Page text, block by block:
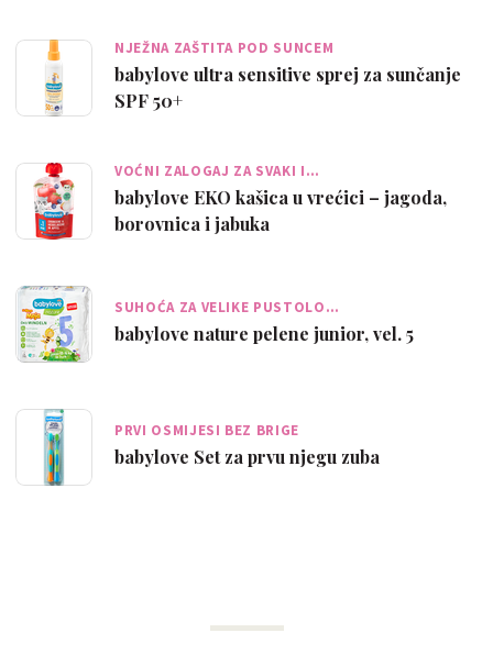
NJEŽNA ZAŠTITA POD SUNCEM
babylove ultra sensitive sprej za sunčanje
SPF 50+
VOĆNI ZALOGAJ ZA SVAKI I…
babylove EKO kašica u vrećici – jagoda,
borovnica i jabuka
SUHOĆA ZA VELIKE PUSTOLO…
babylove nature pelene junior, vel. 5
PRVI OSMIJESI BEZ BRIGE
babylove Set za prvu njegu zuba